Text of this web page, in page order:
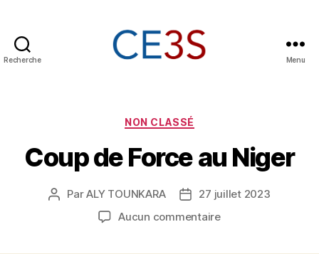
Recherche Menu
Catégories
NON CLASSÉ
Coup de Force au Niger
Auteur
ParALY TOUNKARA
Date27 juillet 2023
Aucun commentairesur